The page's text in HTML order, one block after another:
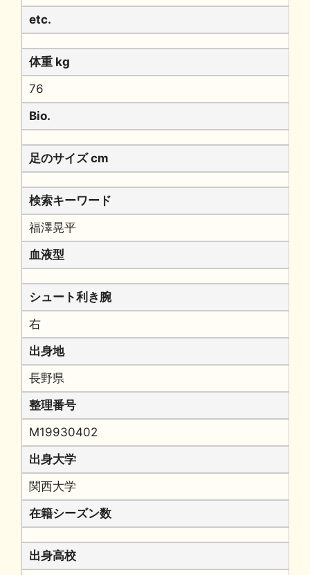
etc.
体重 kg
76
Bio.
足のサイズ cm
検索キーワード
福澤晃平
血液型
シュート利き腕
右
出身地
長野県
整理番号
M19930402
出身大学
関西大学
在籍シーズン数
出身高校